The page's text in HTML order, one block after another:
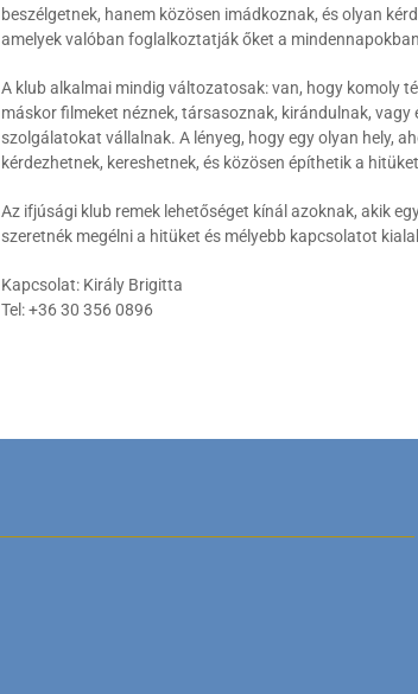
beszélgetnek, hanem közösen imádkoznak, és olyan
amelyek valóban foglalkoztatják őket a
A klub alkalmai mindig változatosak: van, hogy komoly
máskor filmeket néznek, társasoznak, kirándulnak, vagy
szolgálatokat vállalnak. A lényeg, hogy egy olyan hely,
kérdezhetnek, kereshetnek, és közösen építhetik a
Az ifjúsági klub remek lehetőséget kínál azoknak, akik
szeretnék megélni a hitüket és mélyebb kapcsolatot
Kapcsolat: Király Brigitta
Tel: +36 30 356 0896